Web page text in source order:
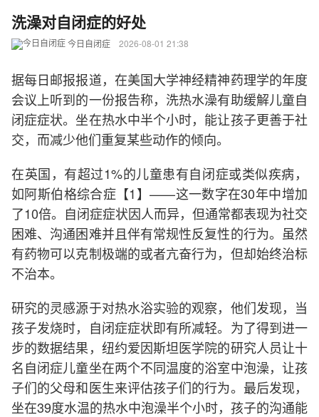
洗澡对自闭症的好处
今日自闭症 2026-08-01 21:38
据每日邮报报道，在美国大学神经精神药理学的年度
会议上听到的一份报告称，洗热水澡有助缓解儿童自
闭症症状。坐在热水中半个小时，能让孩子更善于社
交，而减少他们重复某些动作的倾向。
在英国，有超过1%的儿童患有自闭症或类似疾病，
如阿斯伯格综合症【1】——这一数字在30年中增加
了10倍。自闭症症状因人而异，但通常都表现为社交
困难、沟通困难并且伴有常规性反复性的行为。虽然
有药物可以克制极端的或者亢奋行为，但却始终治标
不治本。
研究的灵感源于对热水浴实验的观察，他们发现，当
孩子发烧时，自闭症症状即有所减轻。为了得到进一
步的数据结果，纽约爱因斯坦医学院的研究人员让十
名自闭症儿童坐在两个不同温度的浴室中泡澡，让孩
子们的父母和医生来评估孩子们的行为。最后发现，
坐在39度水温的热水中泡澡半个小时，孩子的沟通能